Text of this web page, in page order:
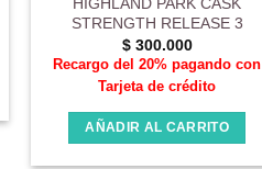
STRENGTH RELEASE 3
$300.000
Recargo del 20% pagando con
Tarjeta de crédito
AÑADIR AL CARRITO